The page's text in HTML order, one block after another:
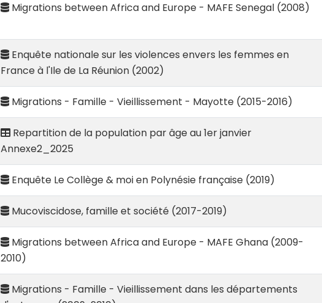
Migrations between Africa and Europe - MAFE Senegal (2008)
Enquête nationale sur les violences envers les femmes en
France à l'Ile de La Réunion (2002)
Migrations - Famille - Vieillissement - Mayotte (2015-2016)
Repartition de la population par âge au 1er janvier
Annexe2_2025
Enquête Le Collège & moi en Polynésie française (2019)
Mucoviscidose, famille et société (2017-2019)
Migrations between Africa and Europe - MAFE Ghana (2009-
2010)
Migrations - Famille - Vieillissement dans les départements